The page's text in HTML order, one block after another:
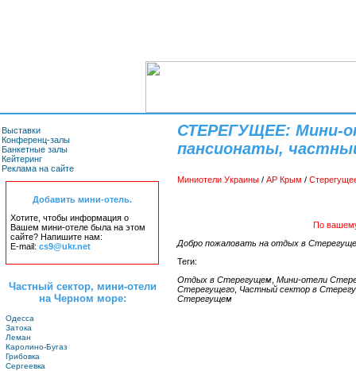
Выставки
Конференц-залы
Банкетные залы
Кейтеринг
Реклама на сайте
Добавить мини-отель.
Хотите, чтобы информация о
Вашем мини-отеле была на этом
сайте? Напишите нам:
E-mail: cs9@ukr.net
Частный сектор, мини-отели
на Черном море:
Одесса
Затока
Леман
Каролино-Бугаз
Грибовка
Сергеевка
СТЕРЕГУЩЕЕ: Мини-
пансионаты,
Миниотели Украины / АР Крым /
По
Добро пожаловать на отдых в
Теги:
Отдых в Стерегущем Мини-отели
Стерегущего Частный сектор в
Стерегущем